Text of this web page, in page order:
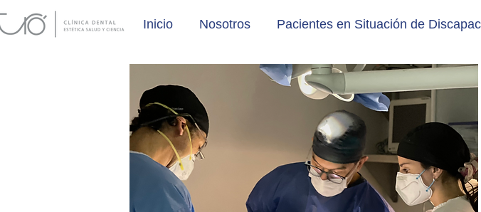
Inicio Nosotros Pacientes en Situación de